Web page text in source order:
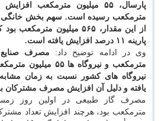
مترمکعب رسیده است. سهم بخش خانگی،
از این مقدار، ۵۶۵ میلیون
پارینه ۱۱ درصد افزایش یافته است.
وی در ادامه توضیح داد:
مترمکعب و نیروگاه ها
یافته و دلیل آن افزایش مصرف
مترمکعب بود، هرچند افزایش تعداد